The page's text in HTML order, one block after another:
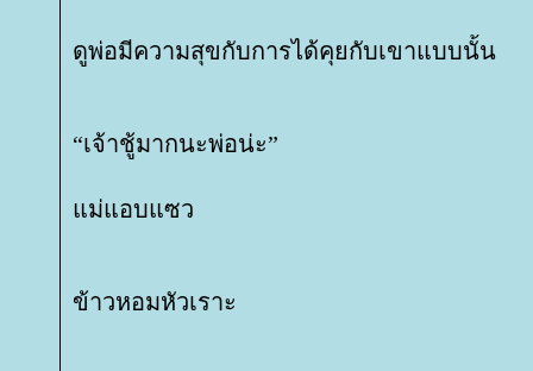
ดูพ่อมีความสุขกับการได้คุยกับเขาแบบนั้น
“เจ้าชู้มากนะพ่อน่ะ”
ม่แอบแซว
ข้าวหอมหัวเราะ